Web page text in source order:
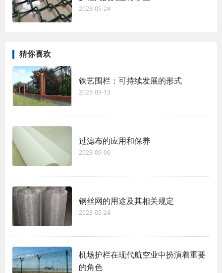
2023-05-24
猜你喜欢
铁艺围栏：可持续发展的形式
2023-09-13
过滤布的应用和保养
2023-09-06
钢丝网的用途及其相关规定
2023-05-24
机场护栏在现代航空业中扮演着重要
的角色